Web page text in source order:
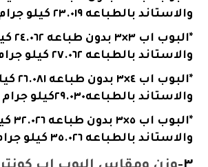
والاستاند بالطباعه ٢٣.٠١٩ كيلو جرام .
*البوب
والاستاند بالطباعه ٢٧.٠٦٢ كيلو جرام .
*البوب اب
والاستاند بالطباعه٢٩.٠٣٠كيلو جرام .
*البوب
والاستاند بالطباعه ٣٥.٠٢٦ كيلو جرام .